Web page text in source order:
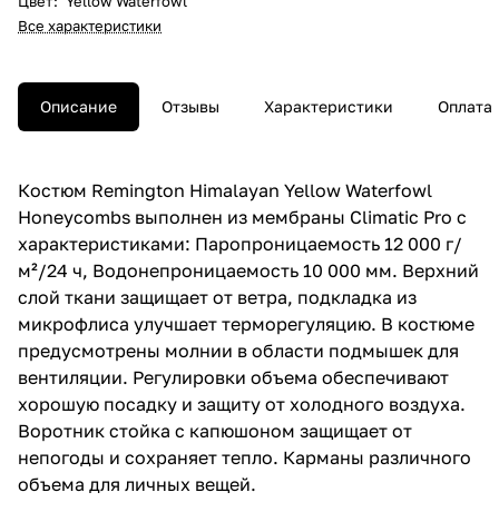
Все характеристики
Описание Отзывы Характеристики Оплата
Костюм Remington Himalayan Yellow Waterfowl
Honeycombs выполнен из мембраны Climatic Pro с
характеристиками: Паропроницаемость 12 000 г/
м²/24 ч, Водонепроницаемость 10 000 мм. Верхний
слой ткани защищает от ветра, подкладка из
микрофлиса улучшает терморегуляцию. В костюме
предусмотрены молнии в области подмышек для
вентиляции. Регулировки объема обеспечивают
хорошую посадку и защиту от холодного воздуха.
Воротник стойка с капюшоном защищает от
непогоды и сохраняет тепло. Карманы различного
объема для личных вещей.